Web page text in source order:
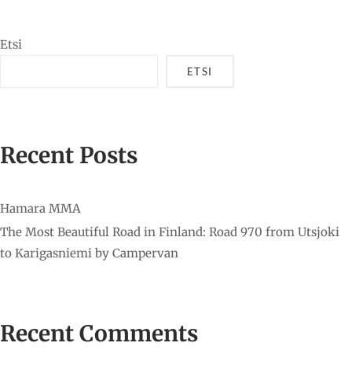
Etsi
ETSI
Recent Posts
Hamara MMA
The Most Beautiful Road in Finland: Road 970 from Utsjoki
to Karigasniemi by Campervan
Recent Comments